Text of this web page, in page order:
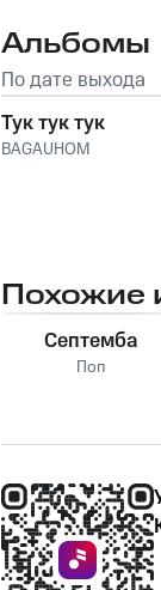
Альбомы
По дате выхода
Тук тук тук
BAGAUHOM
Похожие
Септемба
Поп